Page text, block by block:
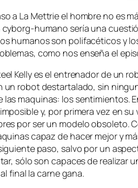
a La Mettrie el hom­bre no es
humano se­ría una
hu­ma­nos son po­li­fa­cé­ti­cos y
co­mo nos en­se­ña el
Kelly es el en­tre­na­dor de un
un ro­bot des­tar­ta­la­do, sin
las ma­qui­nas: los sen­ti­mien­tos.
y, por pri­me­ra vez en
por ser un mo­de­lo ob­so­le­to.
ca­paz de ha­cer me­jor y
pa­so, sal­vo por un
só­lo son ca­pa­ces de rea­li­zar
fi­nal la car­ne gana.